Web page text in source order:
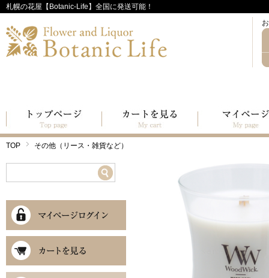
札幌の花屋【Botanic-Life】全国に発送可能！
TOP その他（リース・雑貨など）